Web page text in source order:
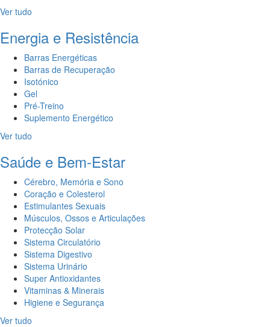
Ver tudo
Energia e Resistência
Barras Energéticas
Barras de Recuperação
Isotónico
Gel
Pré-Treino
Suplemento Energético
Ver tudo
Saúde e Bem-Estar
Cérebro, Memória e Sono
Coração e Colesterol
Estimulantes Sexuais
Músculos, Ossos e Articulações
Protecção Solar
Sistema Circulatório
Sistema Digestivo
Sistema Urinário
Super Antioxidantes
Vitaminas & Minerais
Higiene e Segurança
Ver tudo